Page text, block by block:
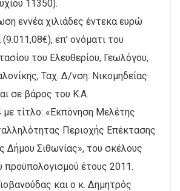
11350).
εννέα χιλιάδες έντεκα ευρώ
επ’ ονόματι του
του Ελευθερίου, Γεωλόγου,
Ταχ. Δ/νση: Νικομηδείας
σε βάρος του Κ.Α.
με τίτλο: «Εκπόνηση Μελέτης
Περιοχής Επέκτασης
Δήμου Σιθωνίας», του σκέλους
έτους 2011.
και ο κ. Δημητρός